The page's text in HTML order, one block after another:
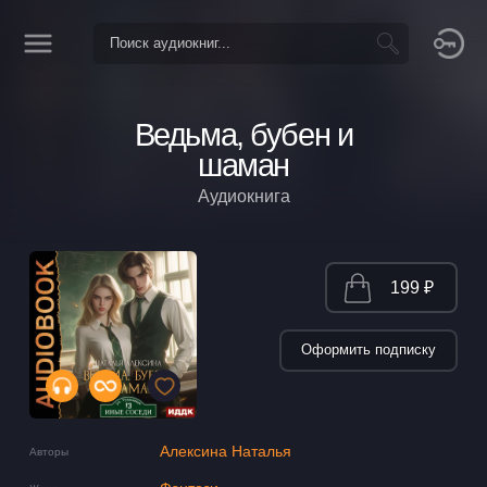
Ведьма, бубен и
шаман
Аудиокнига
Авторы Алексина Наталья
199 ₽
Оформить подписку